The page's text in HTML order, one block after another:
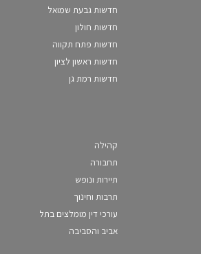
חדשות גבעת שמואל
חדשות חולון
חדשות פתח תקווה
חדשות ראשון לציון
חדשות רמת גן
קהילה
תחבורה
תיירות ונופש
תרבות וחינוך
עורכי דין מומלצים בתל
אביב והסביבה